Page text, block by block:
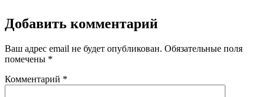
Добавить комментарий
Ваш адрес email не будет опубликован. Обязательные поля
помечены *
Комментарий *